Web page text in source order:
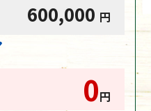
600,000 円
0円